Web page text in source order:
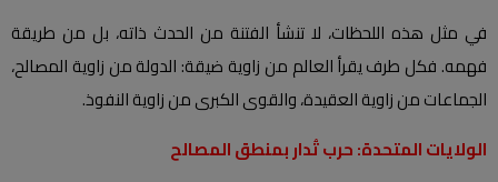
في مثل هذه اللحظات، لا تنشأ الفتنة من الحدث ذاته، بل من طريقة
فهمه. فكل طرف يقرأ العالم من زاوية ضيقة: الدولة من زاوية المصالح،
الجماعات من زاوية العقيدة، والقوى الكبرى من زاوية النفوذ.
الولايات المتحدة: حرب تُدار بمنطق المصالح